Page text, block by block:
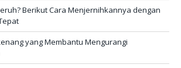
Berikut Cara Menjernihkannya dengan
yang Membantu Mengurangi